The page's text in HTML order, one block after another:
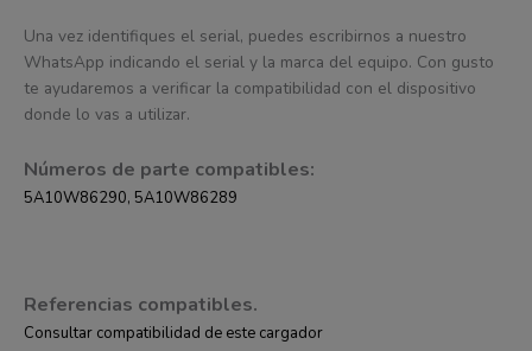
Una vez identifiques el serial, puedes escribirnos a nuestro
WhatsApp indicando el serial y la marca del equipo. Con gusto
te ayudaremos a verificar la compatibilidad con el dispositivo
donde lo vas a utilizar.
Números de parte compatibles:
5A10W86290, 5A10W86289
Referencias compatibles.
Consultar compatibilidad de este cargador